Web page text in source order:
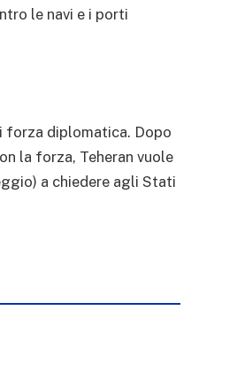
le navi e i porti
forza diplomatica. Dopo
la forza, Teheran vuole
a chiedere agli Stati